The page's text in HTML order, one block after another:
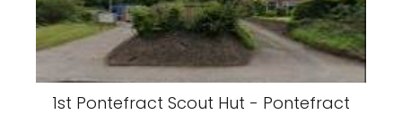
1st Pontefract Scout Hut - Pontefract